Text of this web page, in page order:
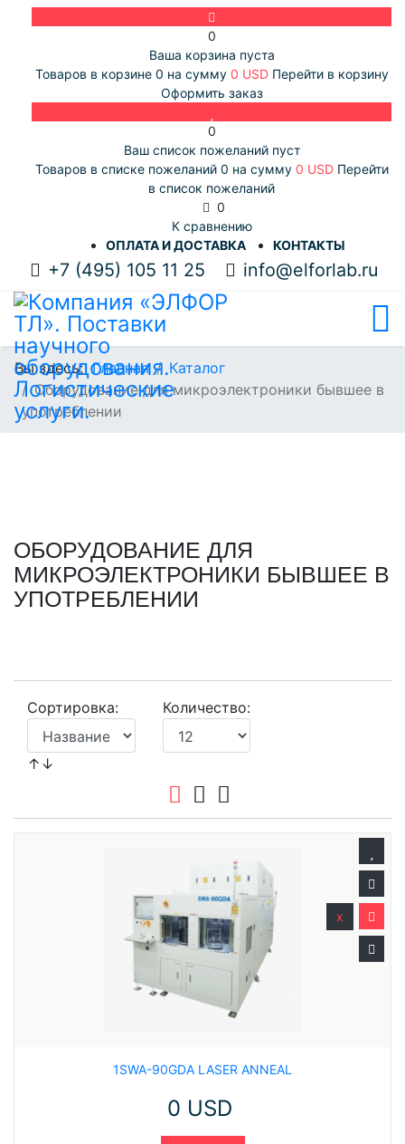
0
Ваша корзина пуста
Товаров в корзине 0 на сумму 0 USD Перейти в корзину
Оформить заказ
0
Ваш список пожеланий пуст
Товаров в списке пожеланий 0 на сумму 0 USD Перейти
в список пожеланий
0
К сравнению
ОПЛАТА И ДОСТАВКА
КОНТАКТЫ
+7 (495) 105 11 25 info@elforlab.ru
Вы здесь:Главная
Каталог
Оборудование для микроэлектроники бывшее в
употреблении
ОБОРУДОВАНИЕ ДЛЯ
МИКРОЭЛЕКТРОНИКИ БЫВШЕЕ В
УПОТРЕБЛЕНИИ
Сортировка:
↑↓
Количество:
1SWA-90GDA LASER ANNEAL
0 USD
x